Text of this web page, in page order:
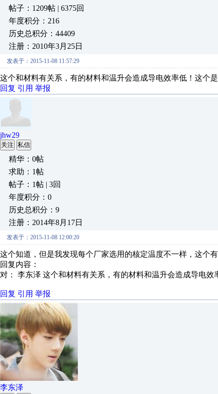
帖子：1209帖 | 6375回
年度积分：216
历史总积分：44409
注册：2010年3月25日
发表于：2015-11-08 11:57:29
这个和材料有关系，有的材料和温升会造成导电效率低！这个
回复 引用 举报
jhw29
关注 私信
精华：0帖
求助：1帖
帖子：1帖 | 3回
年度积分：0
历史总积分：9
注册：2014年8月17日
发表于：2015-11-08 12:00:20
这个知道，但是我发现每个厂家选用的核定温度不一样，这个
回复内容：
对： 李东泽 这个和材料有关系，有的材料和温升会造成导电效
回复 引用 举报
李东泽